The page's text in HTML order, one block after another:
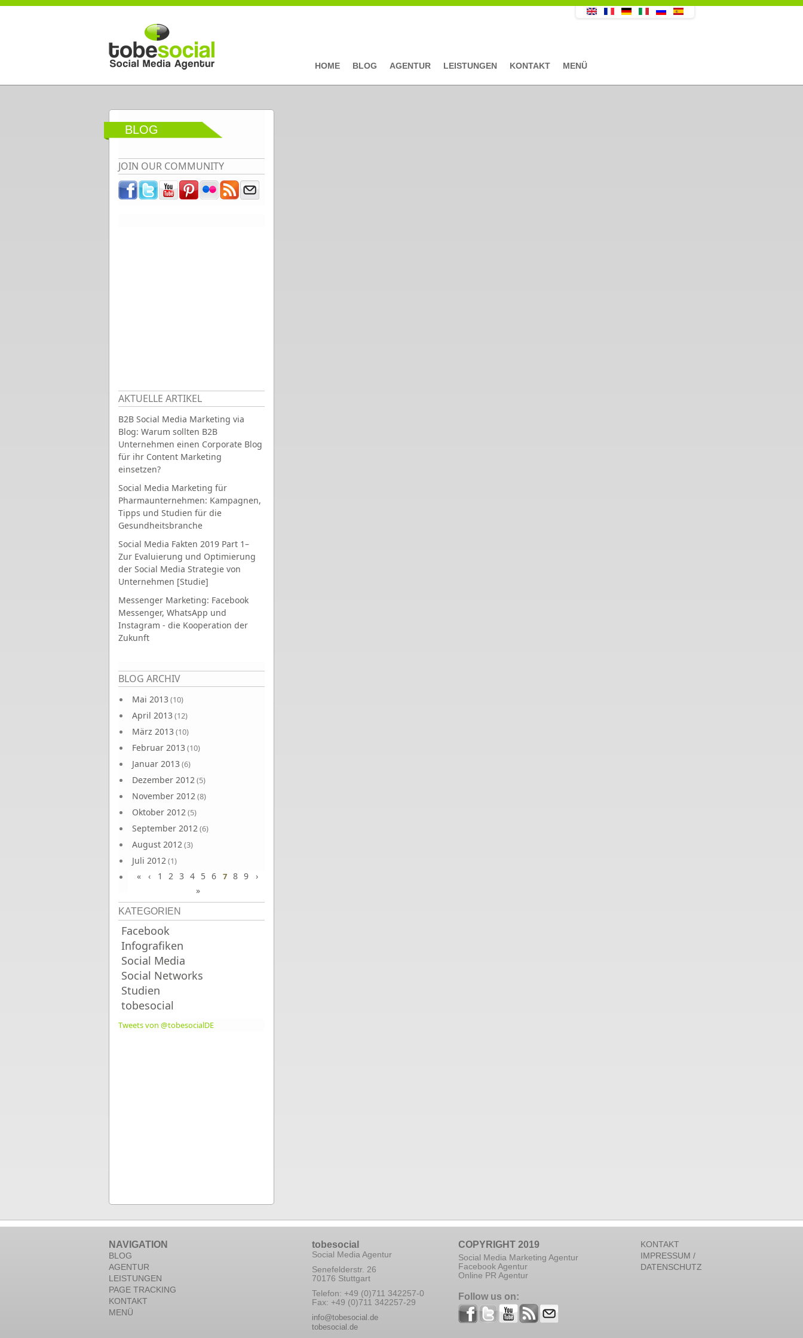
Direkt zum Inhalt
HOME BLOG AGENTUR LEISTUNGEN KONTAKT MENÜ
BLOG
JOIN OUR COMMUNITY
AKTUELLE ARTIKEL
B2B Social Media Marketing via
Blog: Warum sollten B2B
Unternehmen einen Corporate Blog
für ihr Content Marketing
einsetzen?
Social Media Marketing für
Pharmaunternehmen: Kampagnen,
Tipps und Studien für die
Gesundheitsbranche
Social Media Fakten 2019 Part 1–
Zur Evaluierung und Optimierung
der Social Media Strategie von
Unternehmen [Studie]
Messenger Marketing: Facebook
Messenger, WhatsApp und
Instagram - die Kooperation der
Zukunft
BLOG ARCHIV
Mai 2013 (10)
April 2013 (12)
März 2013 (10)
Februar 2013 (10)
Januar 2013 (6)
Dezember 2012(5)
November 2012(8)
Oktober 2012(5)
September 2012(6)
August 2012(3)
Juli 2012(1)
Juni 2012(4)
Seiten
« ‹ 1 2 3 4 5 6 7 8 9
›
»
KATEGORIEN
Facebook
Infografiken
Social Media
Social Networks
Studien
tobesocial
Tweets von @tobesocialDE
NAVIGATION
BLOG
AGENTUR
LEISTUNGEN
PAGE TRACKING
KONTAKT
MENÜ
tobesocial
Social Media Agentur
Senefelderstr. 26
70176 Stuttgart
Telefon: +49 (0)711 342257-0
Fax: +49 (0)711 342257-29
info@tobesocial.de
tobesocial.de
COPYRIGHT 2019
Social Media Marketing Agentur
Facebook Agentur
Online PR Agentur
Follow us on:
KONTAKT
IMPRESSUM /
DATENSCHUTZ